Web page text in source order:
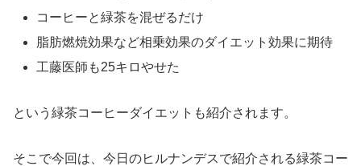
コーヒーと緑茶を混ぜるだけ
脂肪燃焼効果など相乗効果のダイエット効果に期待
工藤医師も25キロやせた
という緑茶コーヒーダイエットも紹介されます。
そこで今回は、今日のヒルナンデスで紹介される緑茶コー